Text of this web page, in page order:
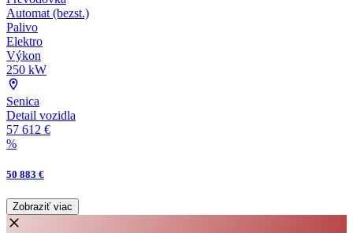
Automat (bezst.)
Palivo
Elektro
Výkon
250 kW
Senica
Detail vozidla
57 612 €
%
50 883 €
Zobraziť viac